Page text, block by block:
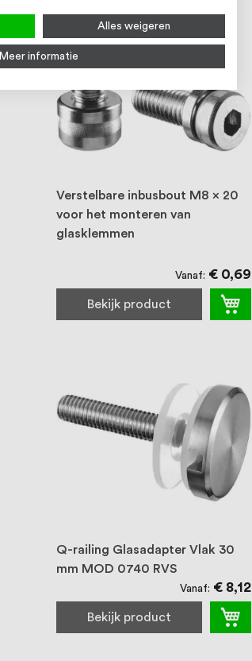
Verstelbare inbusbout M8 x 20
voor het monteren van
glasklemmen
Vanaf € 0,69
Bekijk product
Q-railing Glasadapter Vlak 30
mm MOD 0740 RVS
Vanaf € 8,12
Bekijk product
Alles weigeren
Meer informatie